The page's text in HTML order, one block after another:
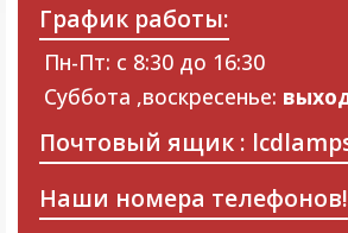
График работы:
Пн-Пт: с 8:30 до 16:30
Суббота ,воскресенье:
Почтовый ящик :
Наши номера телефонов!